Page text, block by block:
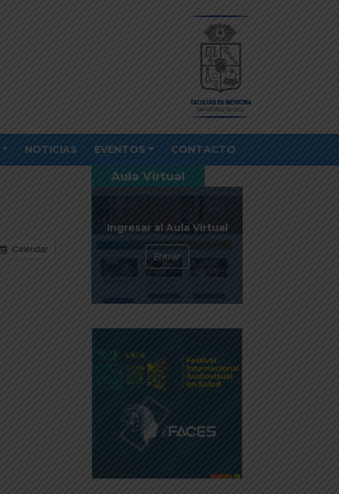
NOTICIAS EVENTOS CONTACTO
Calendar
Aula Virtual
Ingresar al Aula Virtual
Entrar